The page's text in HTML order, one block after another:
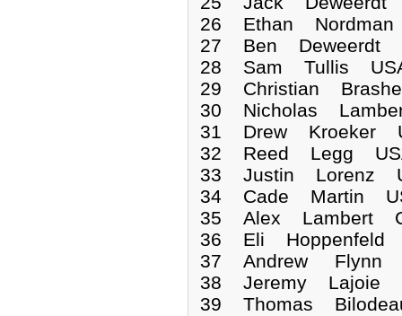
26 Ethan
27 Ben Deweerdt
28 Sam Tullis
29 Christian
30 Nicholas
31 Drew Kroeker
32 Reed Legg
33 Justin Lorenz
34 Cade Martin
35 Alex Lambert
36 Eli Hoppenfeld
37 Andrew Flynn
38 Jeremy Lajoie
39 Thomas